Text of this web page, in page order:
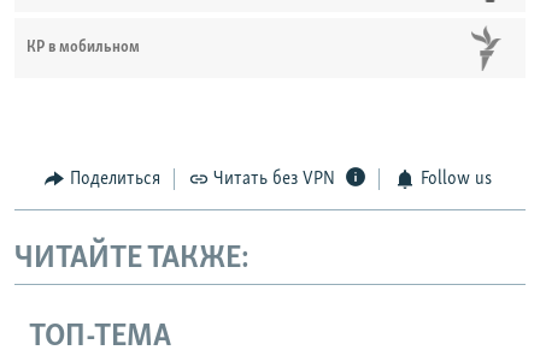
КР в мобильном
Поделиться Читать без VPN Follow us
ЧИТАЙТЕ ТАКЖЕ:
ТОП-ТЕМА